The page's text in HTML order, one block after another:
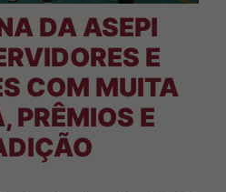
DA ASEPI
E
COM MUITA
PRÊMIOS E